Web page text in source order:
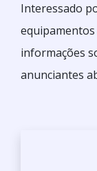
Interessado
informações
anunciantes